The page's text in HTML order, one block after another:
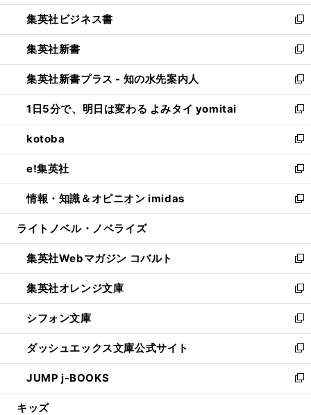
開
く
ウ
で
開
く
ン
ド
ウ
で
開
く
し
い
ウ
ィ
ン
ド
ウ
で
開
く
集英社ビジネス書
新
し
い
ウ
ィ
ン
ド
ウ
で
開
く
集英社新書
新
し
い
ウ
ィ
ン
ド
ウ
で
開
く
集英社新書プラス - 知の水先案内人
新
し
い
ウ
ィ
ン
ド
ウ
で
開
1日5分で、明日は変わる よみタイ yomitai
新
し
い
ウ
ィ
ン
ド
ウ
開
く
kotoba
新
し
い
ウ
ィ
ン
ウ
で
開
く
e!集英社
新
し
い
ウ
ン
ド
ウ
で
開
く
情報・知識＆オピニオン imidas
新
し
ウ
ィ
ン
ド
ウ
で
開
く
ライトノベル・ノベライズ
集英社Webマガジン コバルト
新
し
い
ウ
ィ
ン
ド
ウ
で
開
集英社オレンジ文庫
新
し
い
ウ
ィ
ン
ド
ウ
シフォン文庫
新
し
い
ウ
ィ
ン
ダッシュエックス文庫公式サイト
新
し
い
ウ
JUMP j-BOOKS
新
し
キッズ